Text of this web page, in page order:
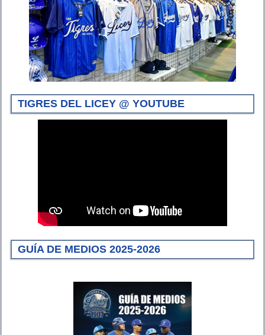
TIGRES DEL LICEY @ YOUTUBE
GUÍA DE MEDIOS 2025-2026